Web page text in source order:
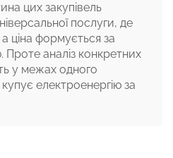
цих закупівель
послуги, де
ціна формується за
аналіз конкретних
у межах одного
електроенергію за